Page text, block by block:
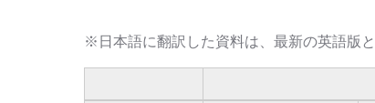
※日本語に翻訳した資料は、最新の英語版